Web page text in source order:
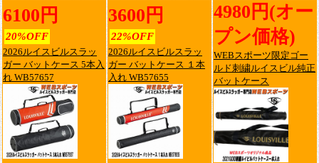
6100円
20%OFF
2026ルイスビルスラッ
ガー バットケース 5本入
れ WB57657
3600円
22%OFF
2026ルイスビルスラッ
ガー バットケース １本
入れ WB57655
4980円(オー
プン価格)
WEBスポーツ限定ゴー
ルド刺繍ルイスビル純正
バットケース